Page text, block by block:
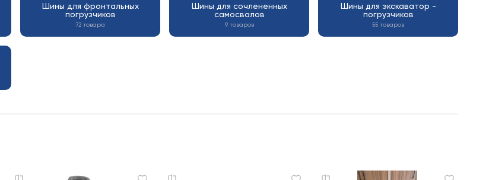
Шины для фронтальных
погрузчиков
72 товара
Шины для сочлененных
самосвалов
9 товаров
Шины для экскаватор -
погрузчиков
55 товаров